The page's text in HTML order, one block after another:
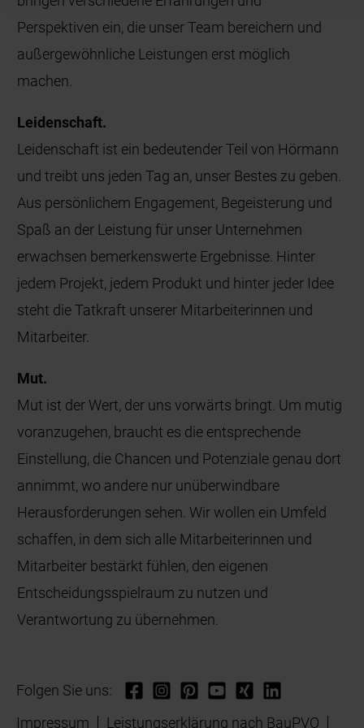
Perspektiven ein, die unser Team bereichern und
außergewöhnliche Leistungen erst möglich
machen.
Leidenschaft.
Leidenschaft ist ein bedeutender Teil von Hörmann
und treibt uns jeden Tag an, unser Bestes zu geben.
Aus persönlichem Engagement, Begeisterung und
Spaß an der Leistung für unser Unternehmen
erwachsen bemerkenswerte Ergebnisse. Hinter
jedem Projekt, jedem Produkt und hinter jeder Idee
steht die Tatkraft unserer Mitarbeiterinnen und
Mitarbeiter.
Mut.
Mut ist der Wert, der uns vorwärts bringt. Um mutig
voranzugehen, braucht es die entsprechende
Einstellung, die Chancen und Potenziale genau dort
annimmt, wo andere nur unüberwindbare
Herausforderungen sehen. Wir wollen ein Umfeld
schaffen, in dem sich alle Mitarbeiterinnen und
Mitarbeiter bestärkt fühlen, den eigenen
Entscheidungsspielraum zu nutzen und
Verantwortung zu übernehmen.
Folgen Sie uns:
Impressum
Leistungserklärung nach BauPVO